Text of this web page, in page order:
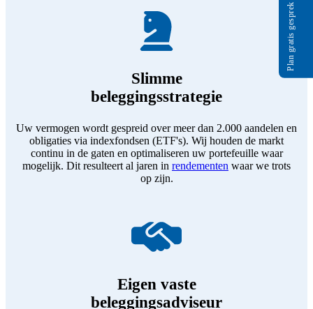
Slimme
beleggingsstrategie
Uw vermogen wordt gespreid over meer dan 2.000 aandelen en
obligaties via indexfondsen (ETF's). Wij houden de markt
continu in de gaten en optimaliseren uw portefeuille waar
mogelijk. Dit resulteert al jaren in rendementen waar we trots
op zijn.
Eigen vaste
beleggingsadviseur
Plan gratis gesprek